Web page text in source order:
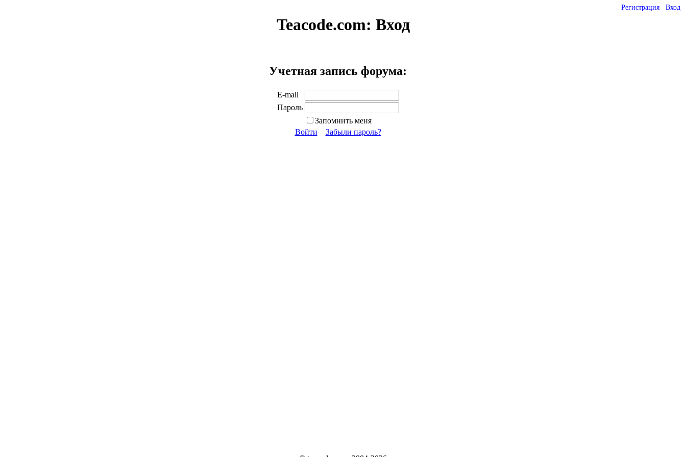
Регистрация Вход
Teacode.com: Вход
Учетная запись форума:
E-mail
Пароль
Запомнить меня
Войти
Забыли пароль?